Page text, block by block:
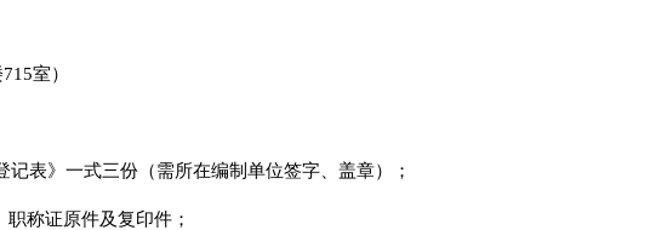
室）
表》一式三份（需所在编制单位签字、盖章）；
称证原件及复印件；